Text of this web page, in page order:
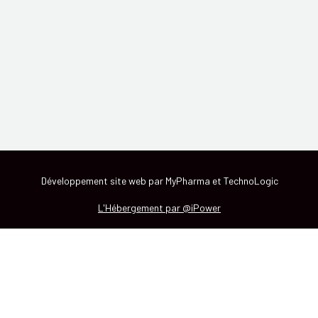
Développement site web par MyPharma et TechnoLogic
L'Hébergement par @iPower